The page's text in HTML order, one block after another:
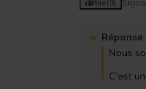
Utile(0)
Réponse
Nous
C'est